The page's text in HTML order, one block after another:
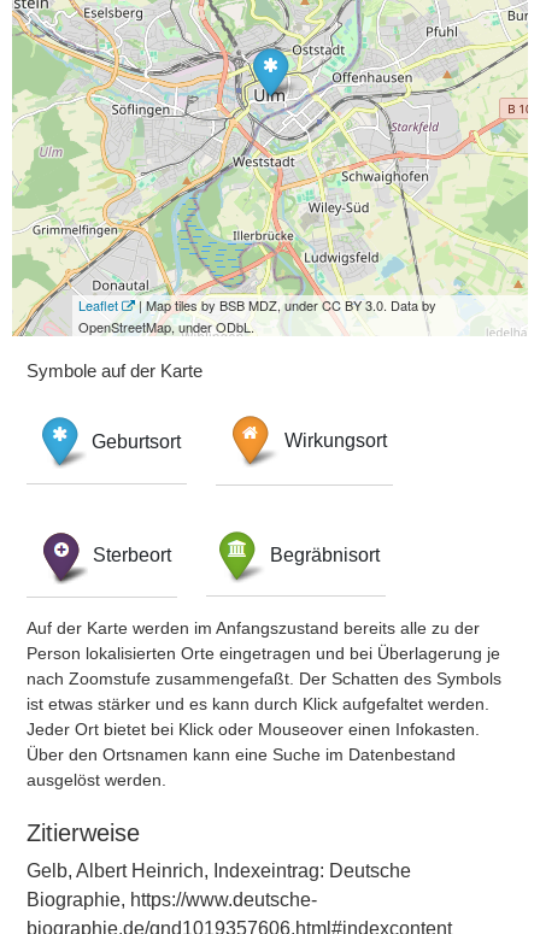
Leaflet
| Map tiles by BSB MDZ, under CC BY 3.0. Data by
OpenStreetMap, under ODbL.
Symbole auf der Karte
Geburtsort Wirkungsort
Sterbeort Begräbnisort
Auf der Karte werden im Anfangszustand bereits alle zu der
Person lokalisierten Orte eingetragen und bei Überlagerung je
nach Zoomstufe zusammengefaßt. Der Schatten des Symbols
ist etwas stärker und es kann durch Klick aufgefaltet werden.
Jeder Ort bietet bei Klick oder Mouseover einen Infokasten.
Über den Ortsnamen kann eine Suche im Datenbestand
ausgelöst werden.
Zitierweise
Gelb, Albert Heinrich, Indexeintrag: Deutsche
Biographie, https://www.deutsche-
biographie.de/gnd1019357606.html#indexcontent